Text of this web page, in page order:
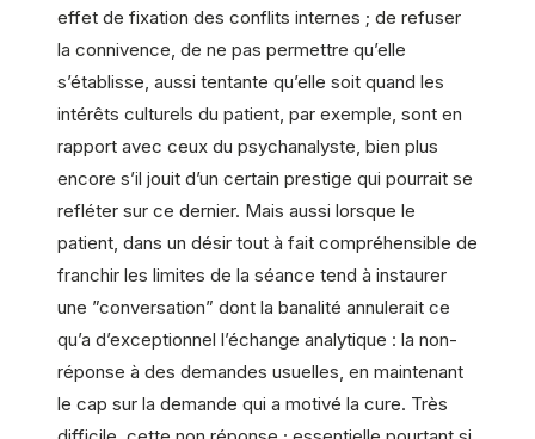
effet de fixation des conflits internes ; de refuser
la connivence, de ne pas permettre qu’elle
s’établisse, aussi tentante qu’elle soit quand les
intérêts culturels du patient, par exemple, sont en
rapport avec ceux du psychanalyste, bien plus
encore s’il jouit d’un certain prestige qui pourrait se
refléter sur ce dernier. Mais aussi lorsque le
patient, dans un désir tout à fait compréhensible de
franchir les limites de la séance tend à instaurer
une ”conversation” dont la banalité annulerait ce
qu’a d’exceptionnel l’échange analytique : la non-
réponse à des demandes usuelles, en maintenant
le cap sur la demande qui a motivé la cure. Très